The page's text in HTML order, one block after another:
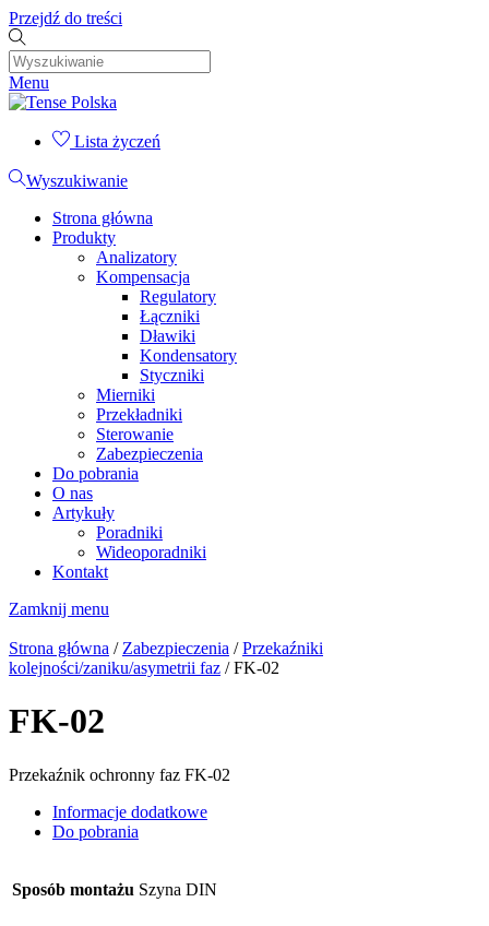
Przejdź do treści
Menu
Lista życzeń
Wyszukiwanie
Strona główna
Produkty
Analizatory
Kompensacja
Regulatory
Łączniki
Dławiki
Kondensatory
Styczniki
Mierniki
Przekładniki
Sterowanie
Zabezpieczenia
Do pobrania
O nas
Artykuły
Poradniki
Wideoporadniki
Kontakt
Zamknij menu
Strona główna / Zabezpieczenia /Przekaźniki
kolejności/zaniku/asymetrii faz / FK-02
FK-02
Przekaźnik ochronny faz FK-02
Informacje dodatkowe
Do pobrania
Sposób montażu Szyna DIN